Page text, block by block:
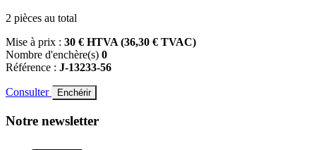
2 pièces au total
Mise à prix : 30 € HTVA (36,30 € TVAC)
Nombre d'enchère(s) 0
Référence : J-13233-56
Consulter Enchérir
Notre newsletter